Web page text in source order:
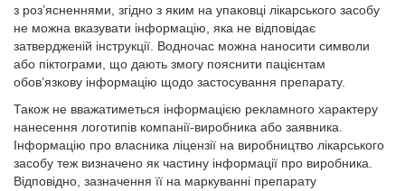
з роз’ясненнями, згідно з яким на упаковці лікарського засобу
не можна вказувати інформацію, яка не відповідає
затвердженій інструкції. Водночас можна наносити символи
або піктограми, що дають змогу пояснити пацієнтам
обов’язкову інформацію щодо застосування препарату.
Також не вважатиметься інформацією рекламного характеру
нанесення логотипів компанії-виробника або заявника.
Інформацію про власника ліцензії на виробництво лікарського
засобу теж визначено як частину інформації про виробника.
Відповідно, зазначення її на маркуванні препарату